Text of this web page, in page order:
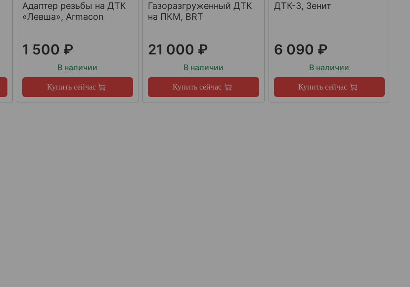
Адаптер резьбы на ДТК
«Левша», Armacon
1 500 ₽
В наличии
Купить сейчас
Газоразгруженный ДТК
на ПКМ, BRT
21 000 ₽
В наличии
Купить сейчас
ДТК-3, Зенит
6 090 ₽
В наличии
Купить сейчас